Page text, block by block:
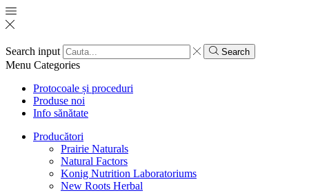
Search input Search
Menu Categories
Protocoale și proceduri
Produse noi
Info sănătate
Producători
Prairie Naturals
Natural Factors
Konig Nutrition Laboratoriums
New Roots Herbal